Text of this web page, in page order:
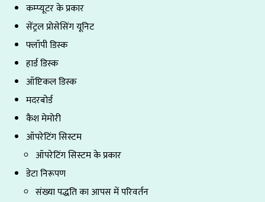
कम्प्यूटर के प्रकार
सेंट्रल प्रोसेसिंग यूनिट
फ्लॉपी डिस्क
हार्ड डिस्क
ऑप्टिकल डिस्क
मदरबोर्ड
कैश मेमोरी
ऑपरेटिंग सिस्टम
ऑपरेटिंग सिस्टम के प्रकार
डेटा निरूपण
संख्या पद्धति का आपस में परिवर्तन